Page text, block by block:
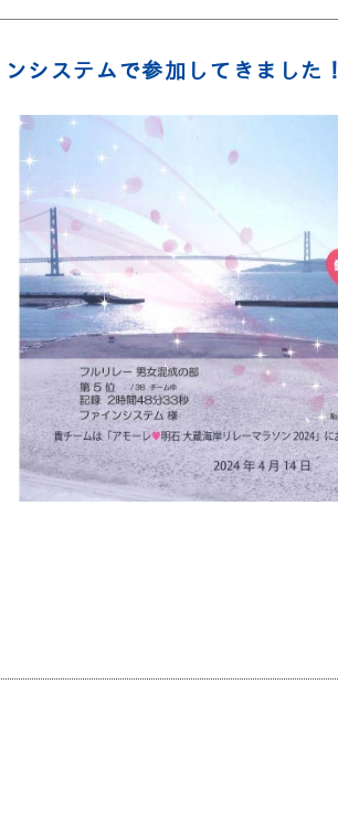
システムで参加してきました！